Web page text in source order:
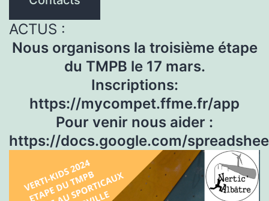
ACTUS :
Nous organisons la troisième étape
du TMPB le 17 mars.
Inscriptions:
https://mycompet.ffme.fr/app
Pour venir nous aider :
https://docs.google.com/